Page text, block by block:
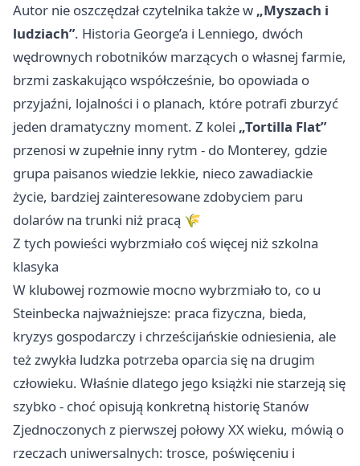
Autor nie oszczędzał czytelnika także w „Myszach i
ludziach”. Historia George’a i Lenniego, dwóch
wędrownych robotników marzących o własnej farmie,
brzmi zaskakująco współcześnie, bo opowiada o
przyjaźni, lojalności i o planach, które potrafi zburzyć
jeden dramatyczny moment. Z kolei „Tortilla Flat”
przenosi w zupełnie inny rytm - do Monterey, gdzie
grupa paisanos wiedzie lekkie, nieco zawadiackie
życie, bardziej zainteresowane zdobyciem paru
dolarów na trunki niż pracą 🌾
Z tych powieści wybrzmiało coś więcej niż szkolna
klasyka
W klubowej rozmowie mocno wybrzmiało to, co u
Steinbecka najważniejsze: praca fizyczna, bieda,
kryzys gospodarczy i chrześcijańskie odniesienia, ale
też zwykła ludzka potrzeba oparcia się na drugim
człowieku. Właśnie dlatego jego książki nie starzeją się
szybko - choć opisują konkretną historię Stanów
Zjednoczonych z pierwszej połowy XX wieku, mówią o
rzeczach uniwersalnych: trosce, poświęceniu i